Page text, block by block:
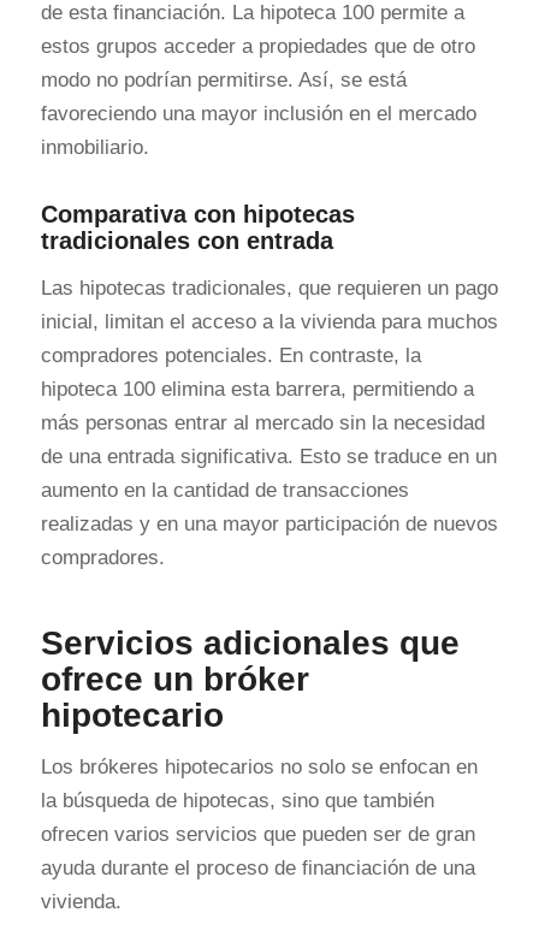
de esta financiación. La hipoteca 100 permite a
estos grupos acceder a propiedades que de otro
modo no podrían permitirse. Así, se está
favoreciendo una mayor inclusión en el mercado
inmobiliario.
Comparativa con hipotecas
tradicionales con entrada
Las hipotecas tradicionales, que requieren un pago
inicial, limitan el acceso a la vivienda para muchos
compradores potenciales. En contraste, la
hipoteca 100 elimina esta barrera, permitiendo a
más personas entrar al mercado sin la necesidad
de una entrada significativa. Esto se traduce en un
aumento en la cantidad de transacciones
realizadas y en una mayor participación de nuevos
compradores.
Servicios adicionales que
ofrece un bróker
hipotecario
Los brókeres hipotecarios no solo se enfocan en
la búsqueda de hipotecas, sino que también
ofrecen varios servicios que pueden ser de gran
ayuda durante el proceso de financiación de una
vivienda.